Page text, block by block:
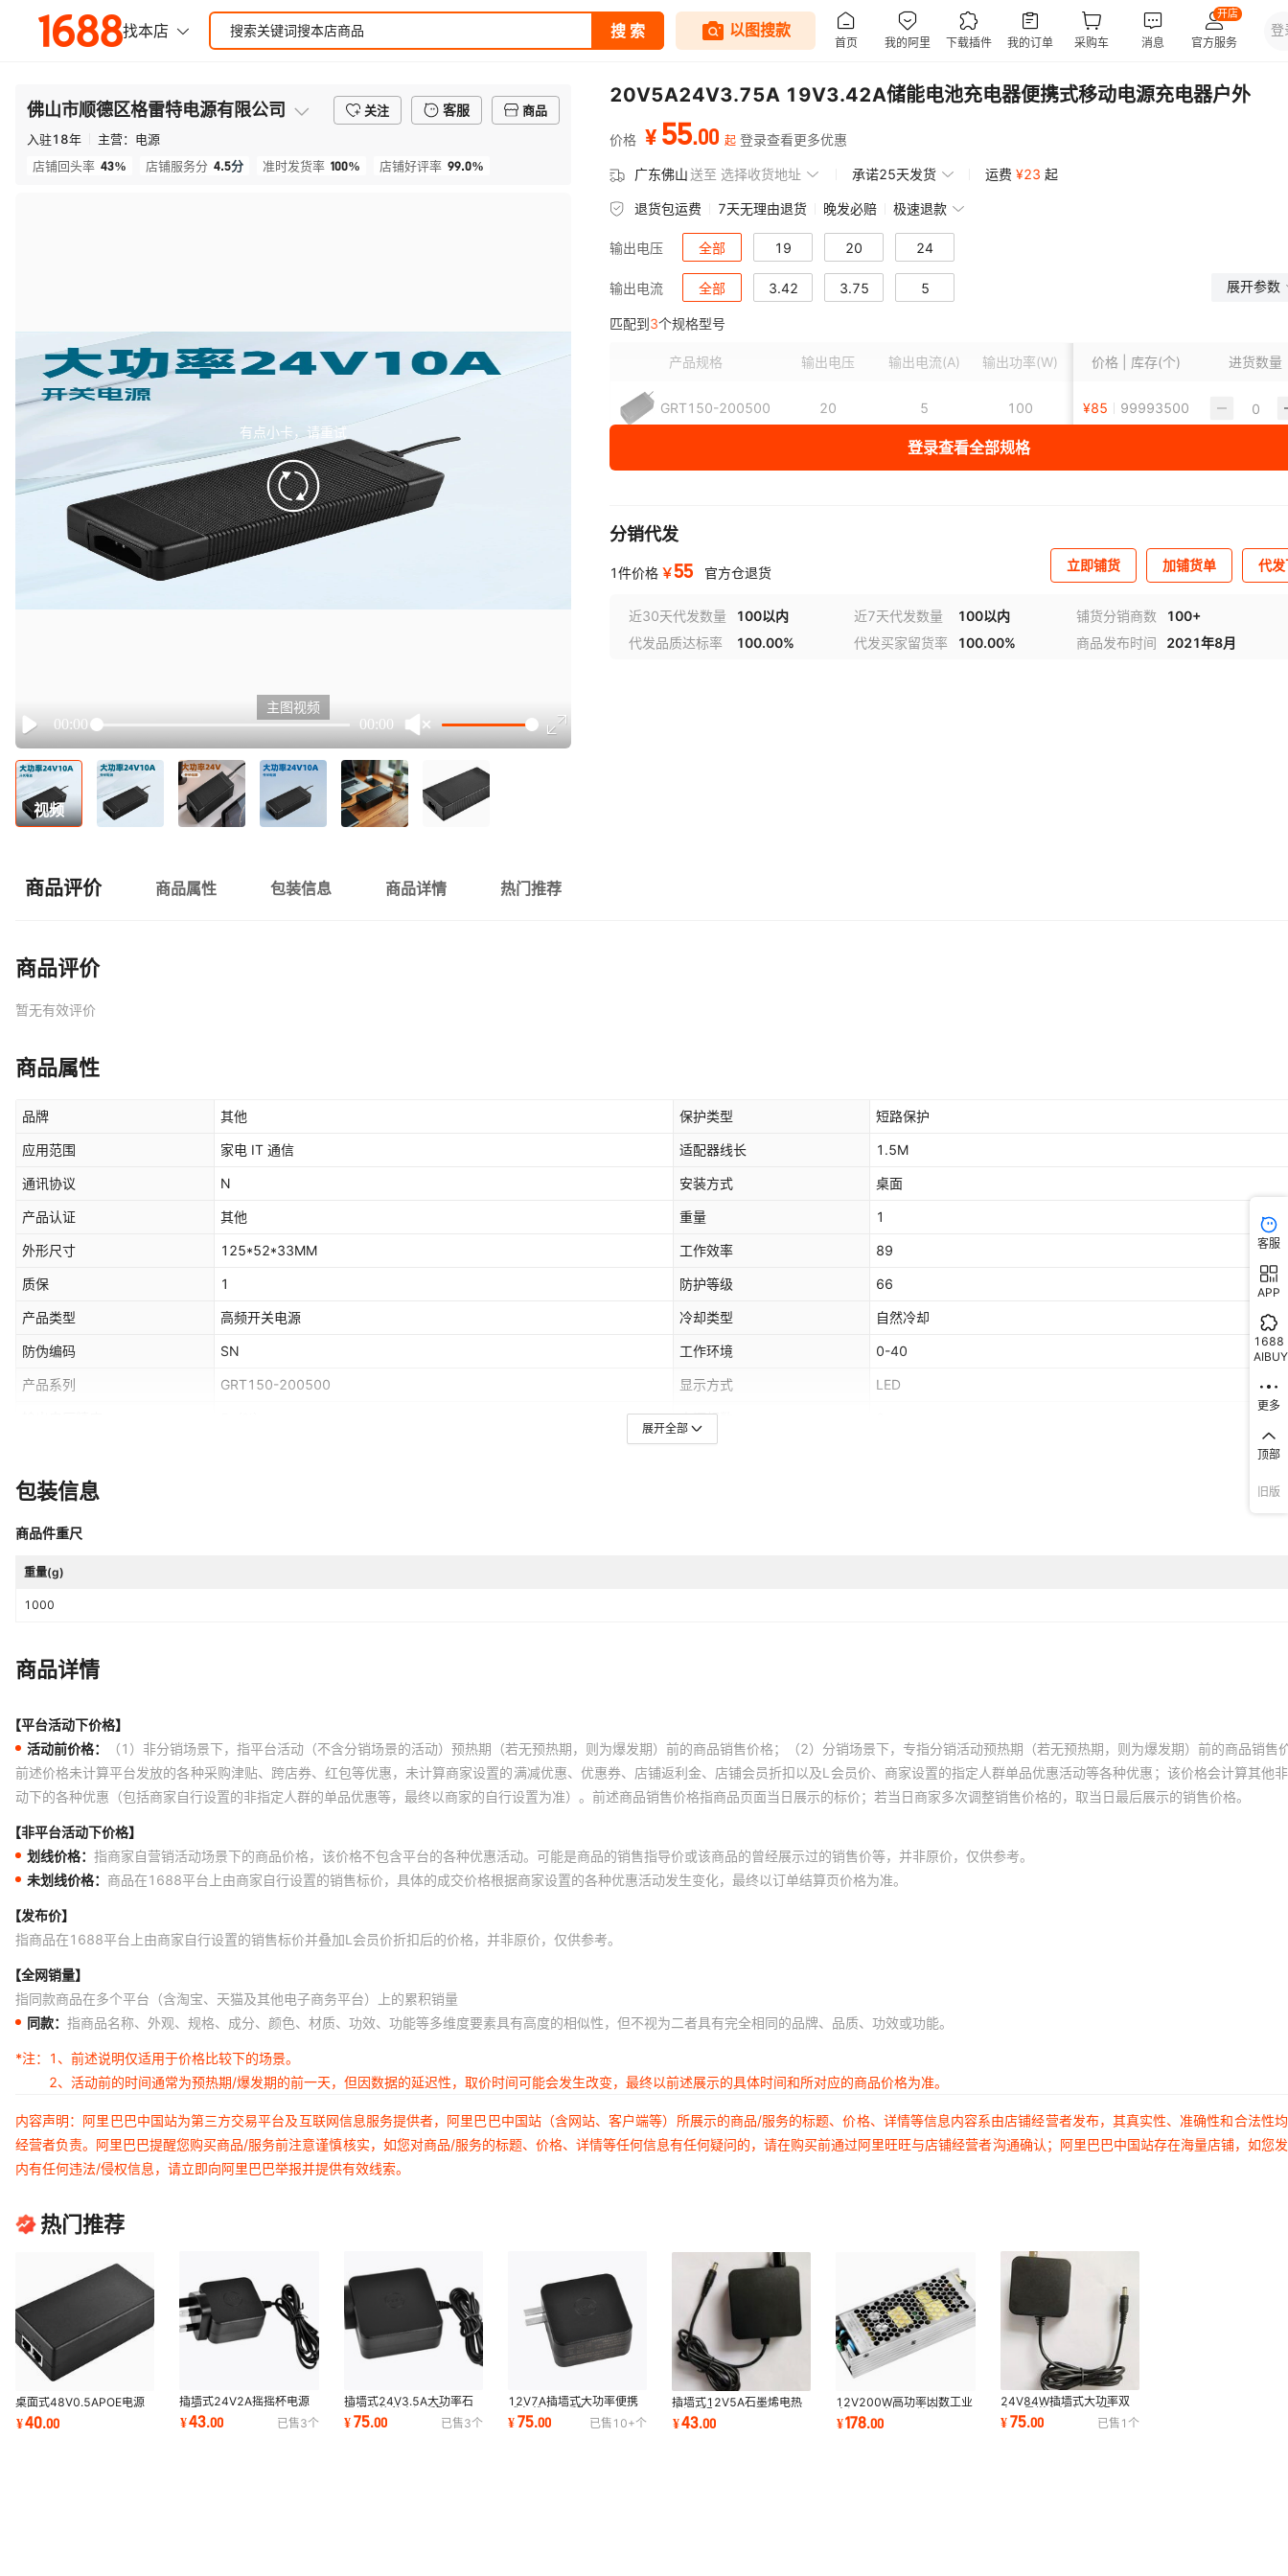
佛山市顺德区格雷特电源有限公司 关注 客服
商品
入驻18年 主营： 电源
店铺回头率 43% 店铺服务分 4.5分 准时发货率 100% 店铺好评率 99.0%
有点小卡，请重试
retry
Play
00:00 00:00
主图视频
视频
20V5A24V3.75A 19V3.42A储能电池充电器便携式移动电源充电器户外
价格 ¥ 55.00 起 登录查看更多优惠
广东佛山送至 选择收货地址 承诺25天发货 运费 ¥23 起
退货包运费 7天无理由退货 晚发必赔 极速退款
输出电压 全部 19 20 24
输出电流 全部 3.42 3.75 5 展开参数
匹配到3个规格型号
产品规格 输出电压 输出电流(A) 输出功率(W) 输入电压(V) 订货号
价格 | 库存(个) 进货数量
GRT150-200500 20 5 100 100-240V 001
¥85 99993500
登录查看全部规格
分销代发
1件价格 ￥55 官方仓退货 立即铺货 加铺货单 代
近30天代发数量 100以内 近7天代发数量 100以内 铺货分销商数
100+
代发品质达标率
100.00% 代发买家留货率 100.00% 商品发布时间 2021年8月
商品评价 商品属性 包装信息 商品详情 热门推荐
商品评价
暂无有效评价
商品属性
品牌 其他 保护类型 短路保护
应用范围 家电 IT 通信 适配器线长 1.5M
通讯协议 N 安装方式 桌面
产品认证 其他 重量 1
外形尺寸 125*52*33MM 工作效率 89
质保 1 防护等级 66
产品类型 高频开关电源 冷却类型 自然冷却
防伪编码 SN 工作环境 0-40
产品系列 GRT150-200500 显示方式 LED
电源相数
展开全部
包装信息
商品件重尺
重量(g)
1000
商品详情
【平台活动下价格】
活动前价格：
（1）非分销场景下，指平台活动（不含分销场景的活动）预热期（若无预热期，则为爆发期）前的商品销售价格；（2）分销场景下，专指分销活动预热期（若无预热期，则为爆发期）前的商品销售
前述价格未计算平台发放的各种采购津贴、跨店券、红包等优惠，未计算商家设置的满减优惠、优惠券、店铺返利金、店铺会员折扣以及L会员价、商家设置的指定人群单品优惠活动等各种优惠；该价格会计算其他
动下的各种优惠（包括商家自行设置的非指定人群的单品优惠等，最终以商家的自行设置为准）。前述商品销售价格指商品页面当日展示的标价；若当日商家多次调整销售价格的，取当日最后展示的销售价格。
【非平台活动下价格】
划线价格： 指商家自营销活动场景下的商品价格，该价格不包含平台的各种优惠活动。可能是商品的销售指导价或该商品的曾经展示过的销售价等，并非原价，仅供参考。
未划线价格： 商品在1688平台上由商家自行设置的销售标价，具体的成交价格根据商家设置的各种优惠活动发生变化，最终以订单结算页价格为准。
【发布价】
指商品在1688平台上由商家自行设置的销售标价并叠加L会员价折扣后的价格，并非原价，仅供参考。
【全网销量】
指同款商品在多个平台（含淘宝、天猫及其他电子商务平台）上的累积销量
同款： 指商品名称、外观、规格、成分、颜色、材质、功效、功能等多维度要素具有高度的相似性，但不视为二者具有完全相同的品牌、品质、功效或功能。
*注：
1、前述说明仅适用于价格比较下的场景。
2、活动前的时间通常为预热期/爆发期的前一天，但因数据的延迟性，取价时间可能会发生改变，最终以前述展示的具体时间和所对应的商品价格为准。
内容声明：阿里巴巴中国站为第三方交易平台及互联网信息服务提供者，阿里巴巴中国站（含网站、客户端等）所展示的商品/服务的标题、价格、详情等信息内容系由店铺经营者发布，其真实性、准确性和合法性
经营者负责。阿里巴巴提醒您购买商品/服务前注意谨慎核实，如您对商品/服务的标题、价格、详情等任何信息有任何疑问的，请在购买前通过阿里旺旺与店铺经营者沟通确认；阿里巴巴中国站存在海量店铺，如您
内有任何违法/侵权信息，请立即向阿里巴巴举报并提供有效线索。
热门推荐
桌面式48V0.5APOE电源
¥40.00
插墙式24V2A摇摇杯电源
适配器GRT-A48-
240200CW通过3C认证
¥43.00 已售3个
插墙式24V3.5A大功率石
墨烯电热毯电源适配器
GRT-A80-240350CB
¥75.00 已售3个
12V7A插墙式大功率便携
式车载电源适配器GRT-
A80-120700CB
¥75.00 已售 10+个
插墙式12V5A石墨烯电热
电源适配器GRT-A60-
120500CW CQC认证
¥43.00
12V200W高功率因数工业
电源LED电源开关电源
¥178.00
24V84W插墙式大功率双
人石墨烯电热电源适配器
GRT-A80-240350CB
¥75.00 已售 1 个
客服
APP
1688
AIBUY
更多
顶部
旧版